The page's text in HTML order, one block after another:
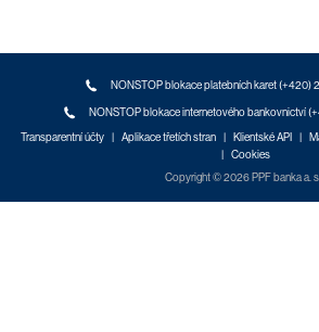
NONSTOP blokace platebních karet (+420)
NONSTOP blokace internetového bankovnictví
Transparentní účty | Aplikace třetích stran | Klientské API |
|
Cookies
Copyright © 2026 PPF banka a. s.